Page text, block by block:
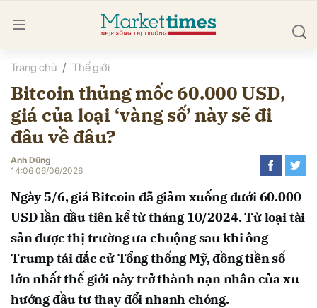
Trang chủ Thế giới
Bitcoin thủng mốc 60.000 USD,
giá của loại ‘vàng số’ này sẽ đi
đâu về đâu?
Anh Dũng
14:06 06/06/2026
Ngày 5/6, giá Bitcoin đã giảm xuống dưới 60.000
USD lần đầu tiên kể từ tháng 10/2024. Từ loại tài
sản được thị trường ưa chuộng sau khi ông
Trump tái đắc cử Tổng thống Mỹ, đồng tiền số
lớn nhất thế giới này trở thành nạn nhân của xu
hướng đầu tư thay đổi nhanh chóng.
luận
Hủy